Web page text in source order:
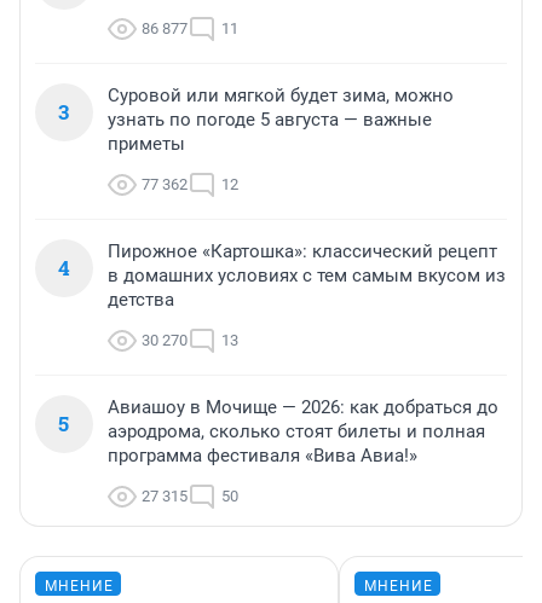
86 877 11
3
Суровой или мягкой будет зима, можно
узнать по погоде 5 августа — важные
приметы
77 362 12
4
Пирожное «Картошка»: классический рецепт
в домашних условиях с тем самым вкусом из
детства
30 270 13
5
Авиашоу в Мочище — 2026: как добраться до
аэродрома, сколько стоят билеты и полная
программа фестиваля «Вива Авиа!»
27 315 50
МНЕНИЕ МНЕНИЕ